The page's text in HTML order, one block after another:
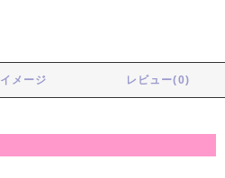
イメージ レビュー(0)